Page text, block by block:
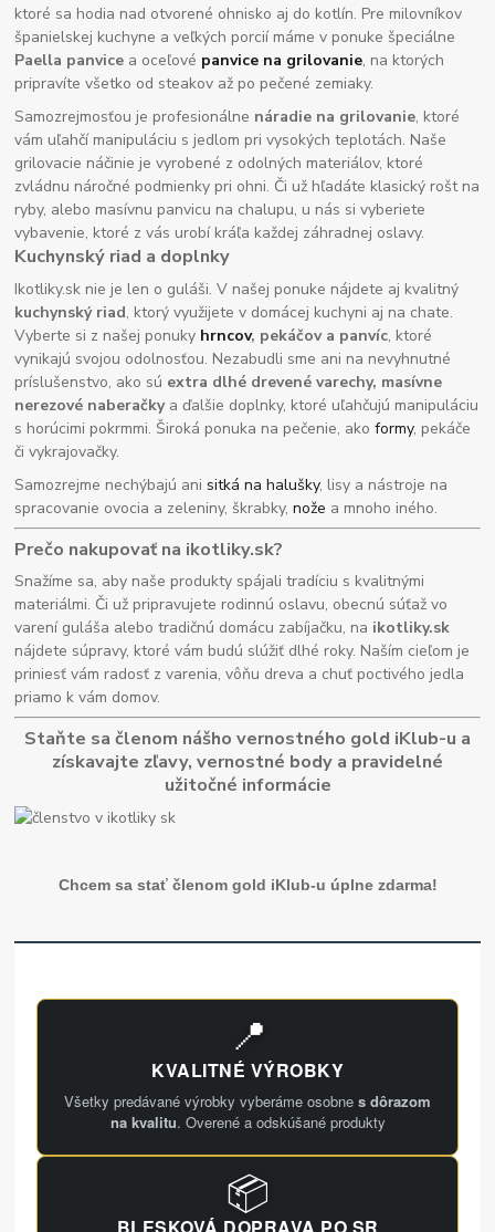
ktoré sa hodia nad otvorené ohnisko aj do kotlín. Pre milovníkov
španielskej kuchyne a veľkých porcií máme v ponuke špeciálne
Paella panvice a oceľové panvice na grilovanie, na ktorých
pripravíte všetko od steakov až po pečené zemiaky.
Samozrejmosťou je profesionálne náradie na grilovanie, ktoré
vám uľahčí manipuláciu s jedlom pri vysokých teplotách. Naše
grilovacie náčinie je vyrobené z odolných materiálov, ktoré
zvládnu náročné podmienky pri ohni. Či už hľadáte klasický rošt na
ryby, alebo masívnu panvicu na chalupu, u nás si vyberiete
vybavenie, ktoré z vás urobí kráľa každej záhradnej oslavy.
Kuchynský riad a doplnky
Ikotliky.sk nie je len o guláši. V našej ponuke nájdete aj kvalitný
kuchynský riad, ktorý využijete v domácej kuchyni aj na chate.
Vyberte si z našej ponuky hrncov, pekáčov a panvíc, ktoré
vynikajú svojou odolnosťou. Nezabudli sme ani na nevyhnutné
príslušenstvo, ako sú extra dlhé drevené varechy, masívne
nerezové naberačkya ďalšie doplnky, ktoré uľahčujú manipuláciu
s horúcimi pokrmmi. Široká ponuka na pečenie, akoformy, pekáče
či vykrajovačky.
Samozrejme nechýbajú anisitká na halušky, lisy a nástroje na
spracovanie ovocia a zeleniny, škrabky,nože a mnoho iného.
Prečo nakupovať na ikotliky.sk?
Snažíme sa, aby naše produkty spájali tradíciu s kvalitnými
materiálmi. Či už pripravujete rodinnú oslavu, obecnú súťaž vo
varení guláša alebo tradičnú domácu zabíjačku, na ikotliky.sk
nájdete súpravy, ktoré vám budú slúžiť dlhé roky. Naším cieľom je
priniesť vám radosť z varenia, vôňu dreva a chuť poctivého jedla
priamo k vám domov.
Staňte sa členom nášho vernostného gold iKlub-u a
získavajte zľavy, vernostné body a pravidelné
užitočné informácie
Chcem sa stať členom gold iKlub-u úplne zdarma!
📍
KVALITNÉ VÝROBKY
Všetky predávané výrobky vyberáme osobne s dôrazom
na kvalitu. Overené a odskúšané produkty
📦